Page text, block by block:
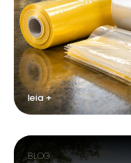
leia +
BLOG